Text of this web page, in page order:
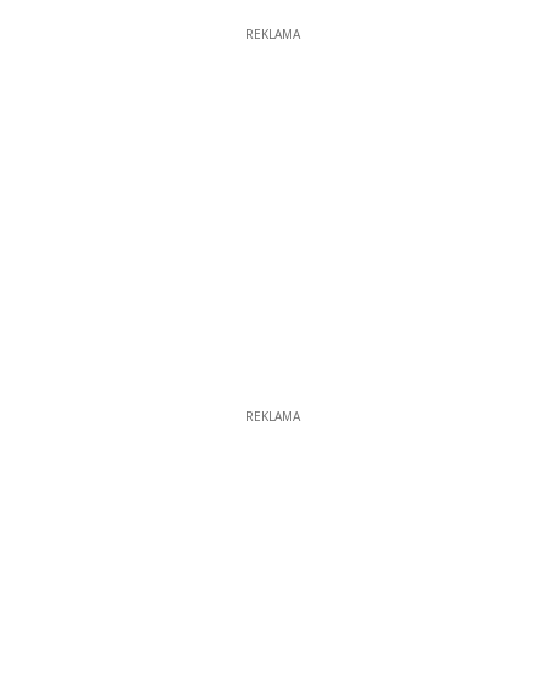
REKLAMA
REKLAMA